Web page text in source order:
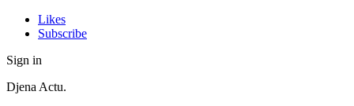
Likes
Subscribe
Sign in
Djena Actu.